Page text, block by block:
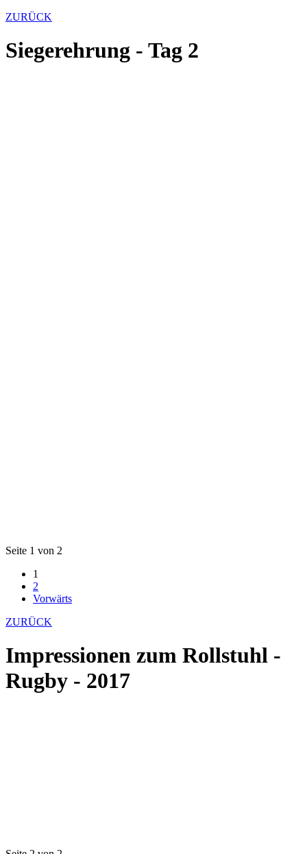
ZURÜCK
Siegerehrung - Tag 2
Seite 1 von 2
1
2
Vorwärts
ZURÜCK
Impressionen zum Rollstuhl -
Rugby - 2017